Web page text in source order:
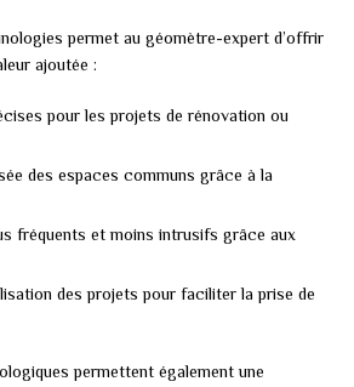
permet au géomètre-expert d’offrir
ajoutée :
pour les projets de rénovation ou
des espaces communs grâce à la
fréquents et moins intrusifs grâce aux
des projets pour faciliter la prise de
permettent également une